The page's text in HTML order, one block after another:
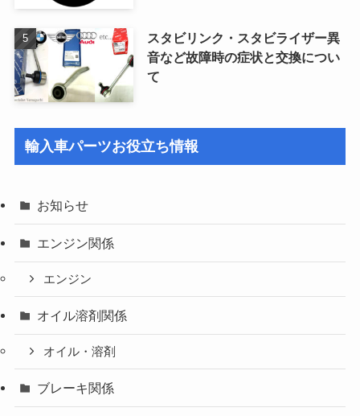
スタビリンク・スタビライザー異
音など故障時の症状と交換につい
て
輸入車パーツお役立ち情報
お知らせ
エンジン関係
エンジン
オイル溶剤関係
オイル・溶剤
ブレーキ関係